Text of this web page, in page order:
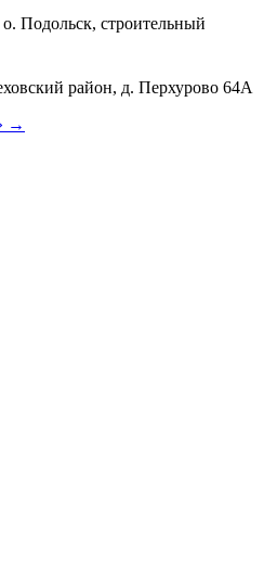
Подольск, строительный
район, д. Перхурово 64А
→